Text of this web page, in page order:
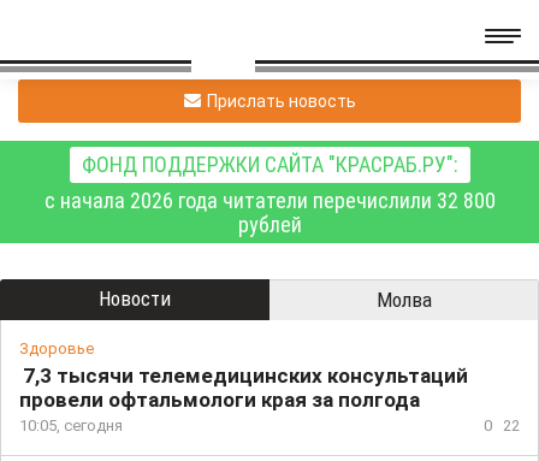
Прислать новость
ФОНД ПОДДЕРЖКИ САЙТА "КРАСРАБ.РУ":
с начала 2026 года читатели перечислили 32 800
рублей
Новости Молва
Здоровье
7,3 тысячи телемедицинских консультаций
провели офтальмологи края за полгода
10:05, сегодня 0 22